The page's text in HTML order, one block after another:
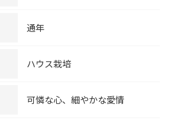
通年
ハウス栽培
可憐な心、細やかな愛情